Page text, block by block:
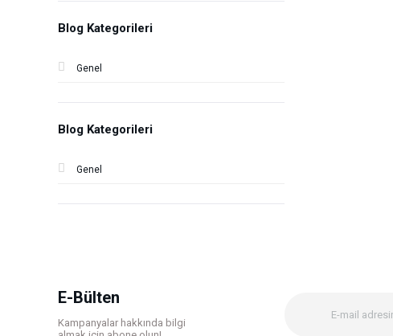
Blog Kategorileri
Genel
Blog Kategorileri
Genel
E-Bülten
Kampanyalar hakkında bilgi